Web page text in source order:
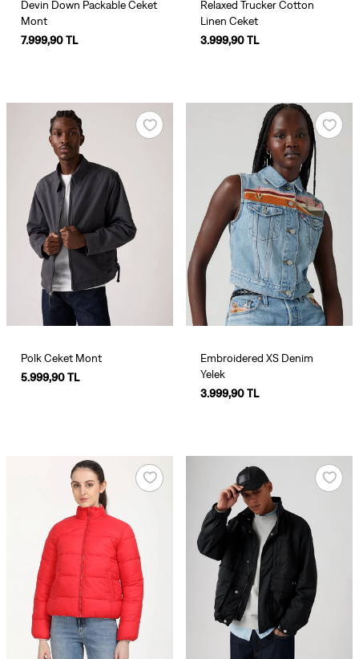
Devin Down Packable Ceket
Mont
7.999,90 TL
Relaxed Trucker Cotton
Linen Ceket
3.999,90 TL
Polk Ceket Mont
5.999,90 TL
Embroidered XS Denim
Yelek
3.999,90 TL